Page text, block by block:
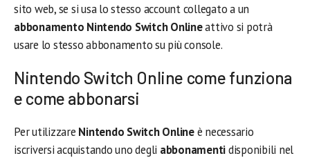
sito web, se si usa lo stesso account collegato a un
abbonamento Nintendo Switch Onlineattivo si potrà
usare lo stesso abbonamento su più console.
Nintendo Switch Online come funziona
e come abbonarsi
Per utilizzare Nintendo Switch Onlineè necessario
iscriversi acquistando uno degli abbonamentidisponibili nel